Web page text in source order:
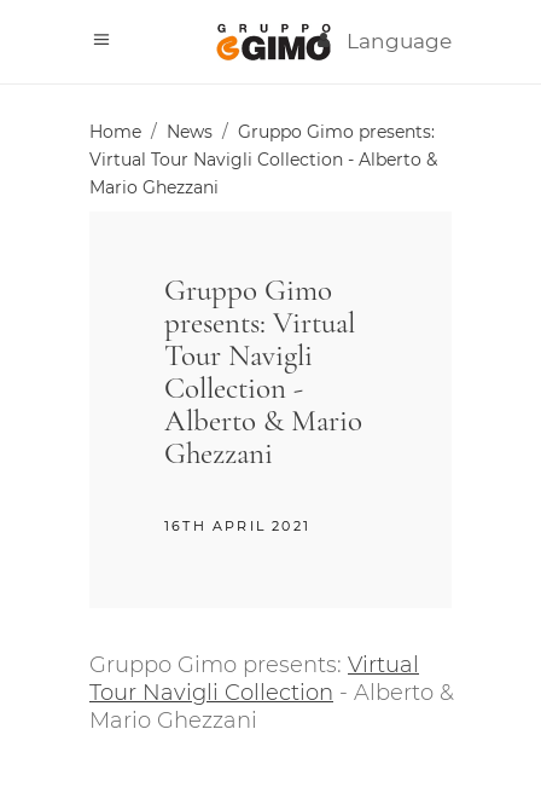
Language
Home / News / Gruppo Gimo presents:
Virtual Tour Navigli Collection - Alberto &
Mario Ghezzani
Gruppo Gimo
presents: Virtual
Tour Navigli
Collection -
Alberto & Mario
Ghezzani
16TH APRIL 2021
Gruppo Gimo presents: Virtual
Tour Navigli Collection - Alberto &
Mario Ghezzani